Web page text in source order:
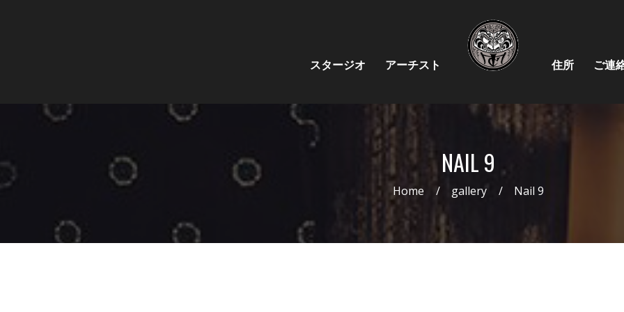
スタージオ アーチスト 住所 ご連
NAIL 9
Home gallery Nail 9